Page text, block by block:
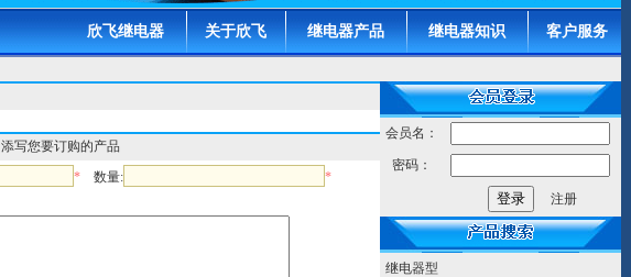
欣飞继电器 关于欣飞 继电器产品 继电器知识 客户服务
添写您要订购的产品
* 数量: *
会员名：
密码：
注册
继电器型